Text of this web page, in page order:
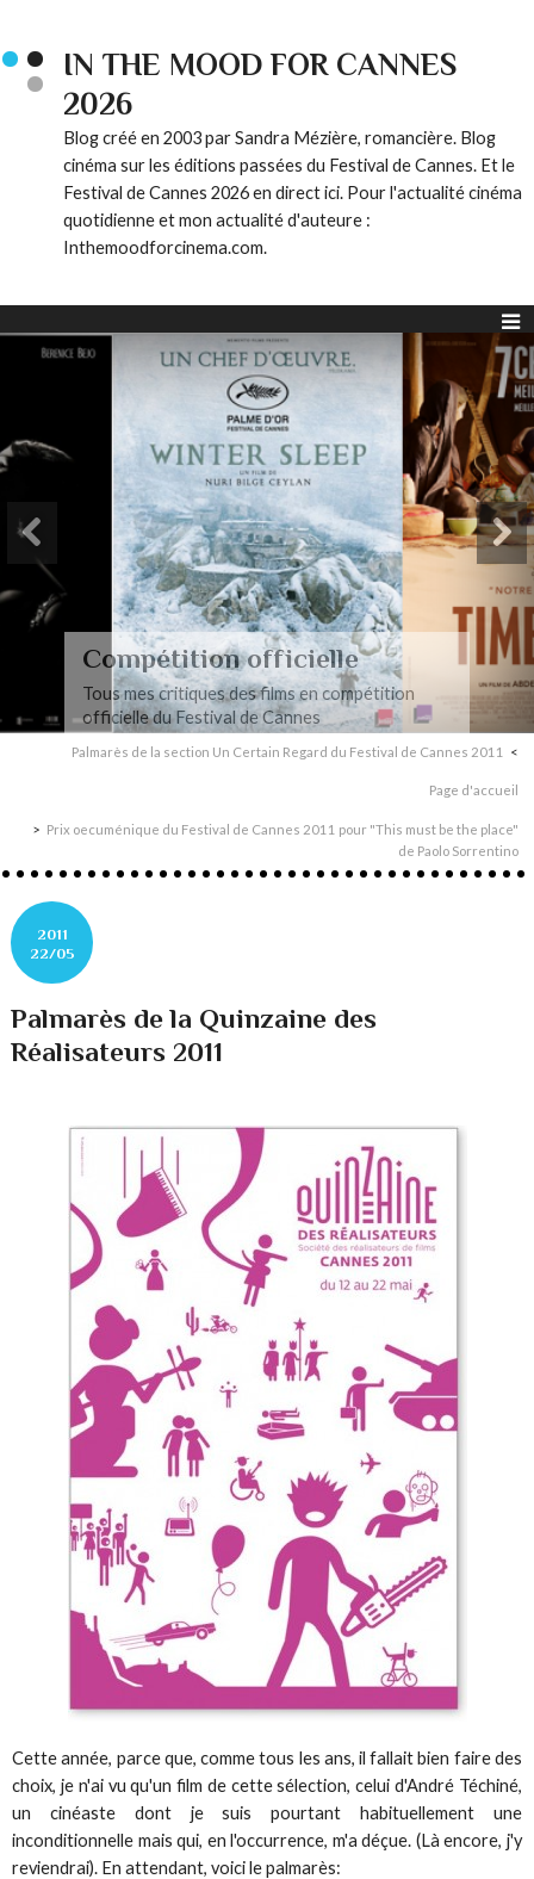
IN THE MOOD FOR CANNES
2026
Blog créé en 2003 par Sandra Mézière, romancière. Blog
cinéma sur les éditions passées du Festival de Cannes. Et le
Festival de Cannes 2026 en direct ici. Pour l'actualité cinéma
quotidienne et mon actualité d'auteure :
Inthemoodforcinema.com.
Compétition officielle
Tous mes critiques des films en compétition
officielle du Festival de Cannes
Palmarès de la section Un Certain Regard du Festival de Cannes 2011
Page d'accueil
Prix oecuménique du Festival de Cannes 2011 pour "This must be the place"
de Paolo Sorrentino
2011
22/05
Palmarès de la Quinzaine des
Réalisateurs 2011
Cette année, parce que, comme tous les ans, il fallait bien faire des
choix, je n'ai vu qu'un film de cette sélection, celui d'André Téchiné,
un cinéaste dont je suis pourtant habituellement une
inconditionnelle mais qui, en l'occurrence, m'a déçue. (Là encore, j'y
reviendrai). En attendant, voici le palmarès: